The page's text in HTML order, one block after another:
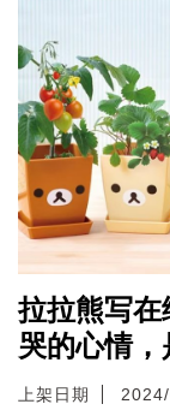
拉拉熊写在
哭的心情
上架日期